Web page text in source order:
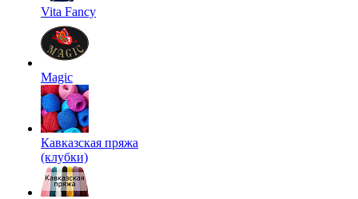
Vita Fancy
Magic
Кавказская пряжа
(клубки)